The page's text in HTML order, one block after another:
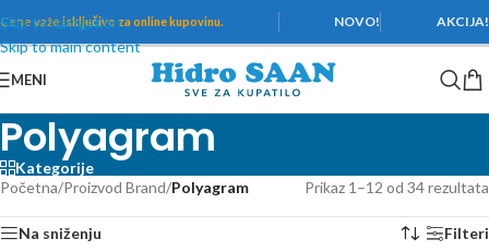
Skip to navigation
Skip to main content
Cene važeisključivo za online kupovinu. NOVO! AKCIJA!
MENI
Polyagram
Kategorije
Početna/Proizvod Brand/Polyagram Prikaz 1–12 od 34 rezultata
Na sniženju Filteri